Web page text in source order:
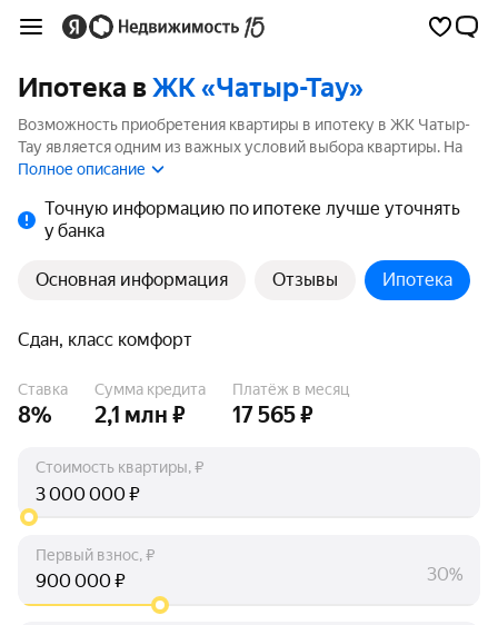
Ипотека вЖК «Чатыр-Тау»
Возможность приобретения квартиры в ипотеку в ЖК Чатыр-
Тау является одним из важных условий выбора квартиры. На
странице мы собрали программы кредитования банков для
Полное описание
Точную информацию по ипотеке лучше уточнять
у банка
Основная информация Отзывы Ипотека
Сдан, класс комфорт
Ставка
8%
Сумма кредита
2,1 млн ₽
Платёж в месяц
17 565 ₽
Стоимость квартиры, ₽
₽
Первый взнос, ₽
₽ 30%